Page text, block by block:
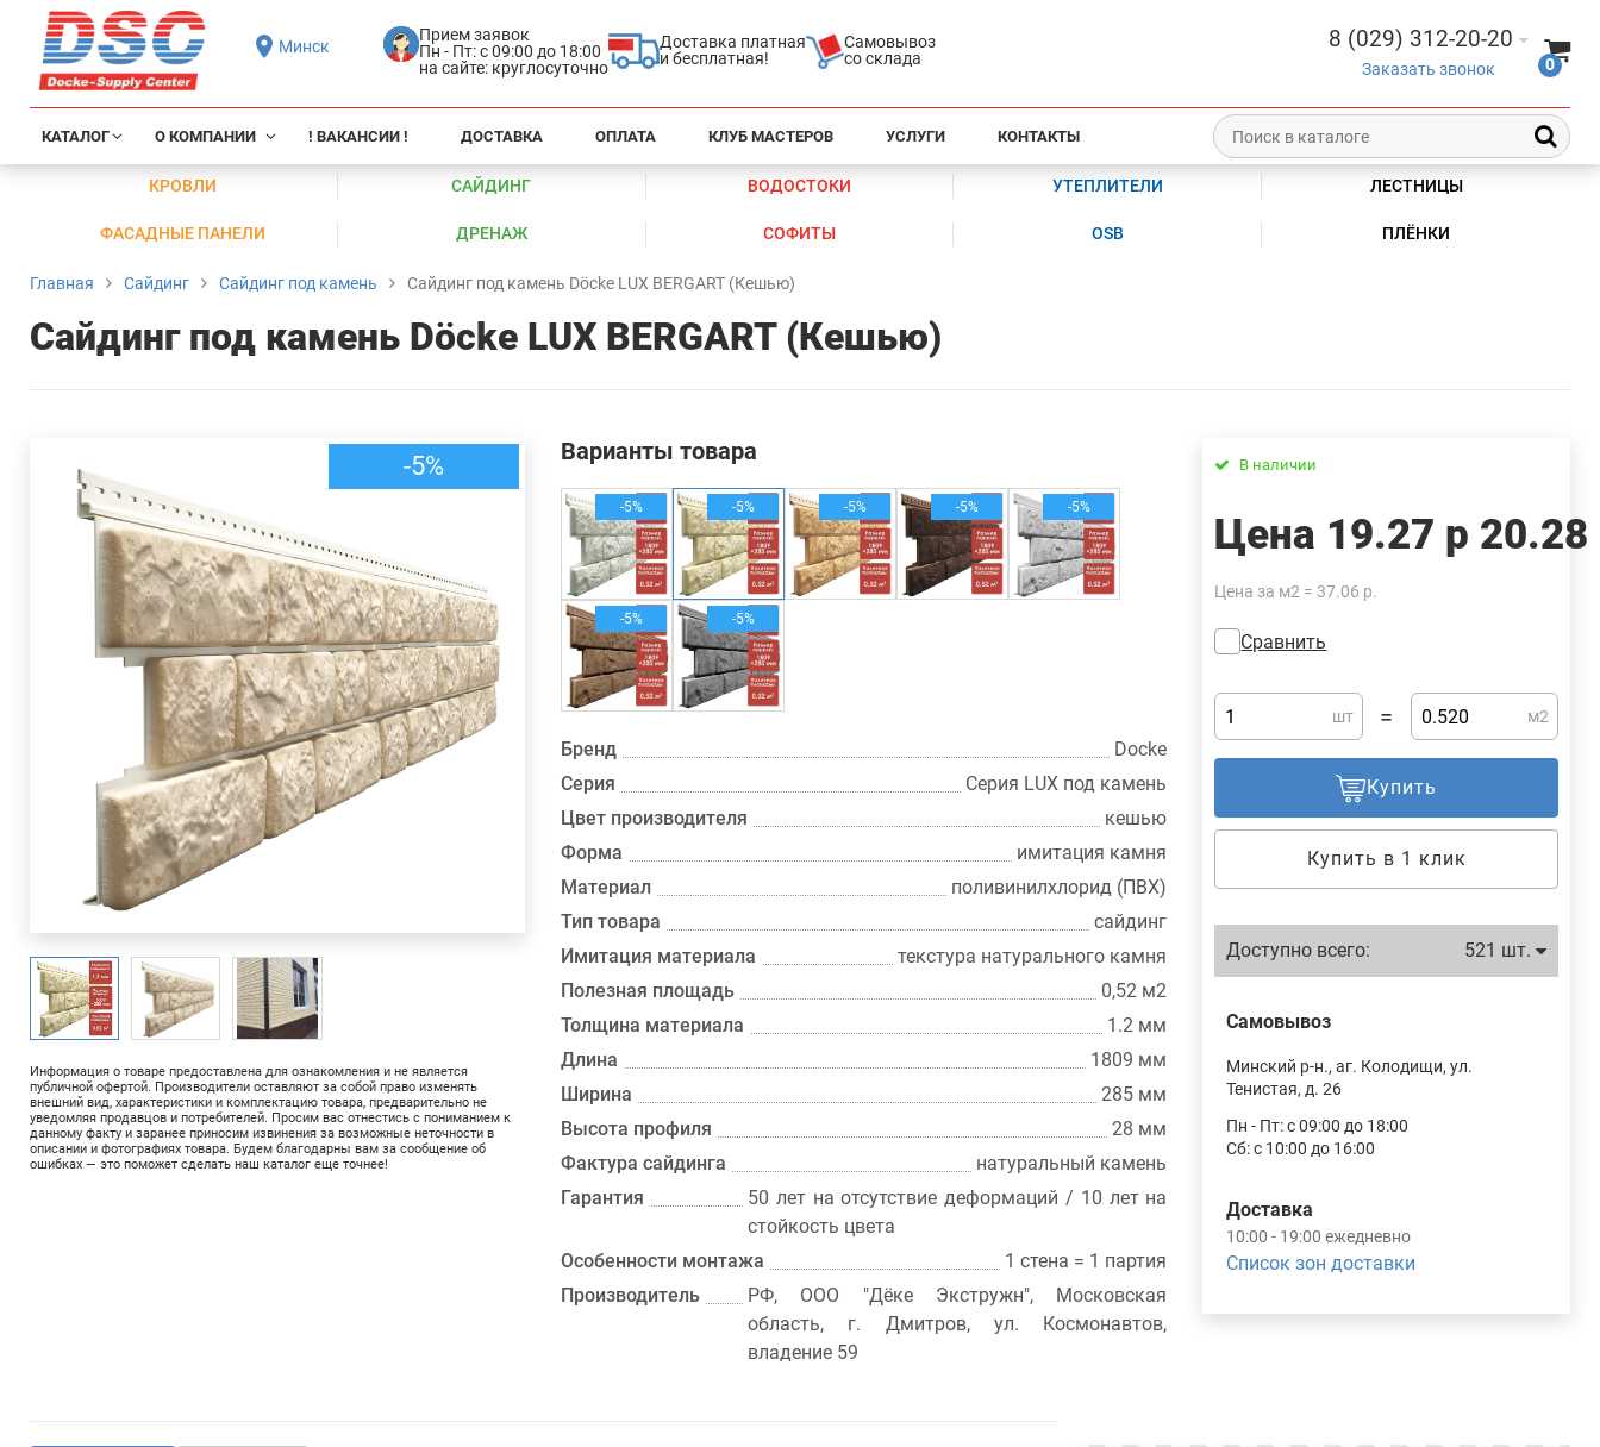
Минск
Прием заявок
Пн - Пт: с 09:00 до 18:00
на сайте: круглосуточно
Доставка платная
и бесплатная!
Самовывоз
со склада
8 (029) 312-20-20
Заказать звонок 0
КАТАЛОГ О КОМПАНИИ ! ВАКАНСИИ ! ДОСТАВКА ОПЛАТА КЛУБ МАСТЕРОВ УСЛУГИ КОНТАКТЫ
КРОВЛИ САЙДИНГ ВОДОСТОКИ УТЕПЛИТЕЛИ ЛЕСТНИЦЫ
ФАСАДНЫЕ ПАНЕЛИ ДРЕНАЖ СОФИТЫ OSB ПЛЁНКИ
Главная Сайдинг Сайдинг под камень Сайдинг под камень Döcke LUX BERGART (Кешью)
Сайдинг под камень Döcke LUX BERGART (Кешью)
-5%
Информация о товаре предоставлена для ознакомления и не является
публичной офертой. Производители оставляют за собой право изменять
внешний вид, характеристики и комплектацию товара, предварительно не
уведомляя продавцов и потребителей. Просим вас отнестись с пониманием к
данному факту и заранее приносим извинения за возможные неточности в
описании и фотографиях товара. Будем благодарны вам за сообщение об
ошибках — это поможет сделать наш каталог еще точнее!
Варианты товара
-5% -5% -5% -5% -5%
-5% -5%
Бренд
Docke
Серия
Серия LUX под камень
Цвет производителя
кешью
Форма
имитация камня
Материал
поливинилхлорид (ПВХ)
Тип товара
сайдинг
Имитация материала
текстура натурального камня
Полезная площадь
0,52 м2
Толщина материала
1.2 мм
Длина
1809 мм
Ширина
285 мм
Высота профиля
28 мм
Фактура сайдинга
натуральный камень
Гарантия
50 лет на отсутствие деформаций / 10 лет на
стойкость цвета
Особенности монтажа
1 стена = 1 партия
Производитель
РФ, ООО "Дёке Экстружн", Московская
область, г. Дмитров, ул. Космонавтов,
владение 59
В наличии
Цена 19.27 р 20.28
Цена за м2 = 37.06 р.
Сравнить
шт = м2
Купить
Купить в 1 клик
Доступно всего: 521 шт.
Самовывоз
Минский р-н., аг. Колодищи, ул.
Тенистая, д. 26
Пн - Пт: с 09:00 до 18:00
Сб: с 10:00 до 16:00
Доставка
10:00 - 19:00 ежедневно
Список зон доставки